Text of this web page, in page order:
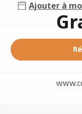
Ajouter à